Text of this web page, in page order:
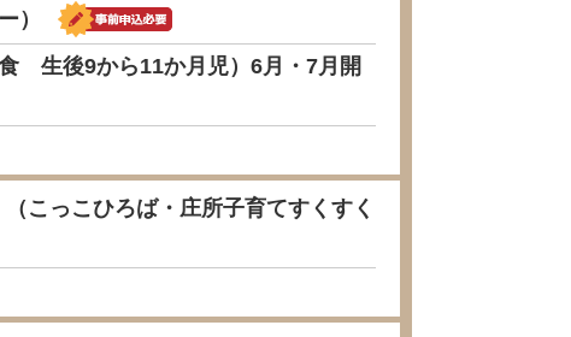
）
生後9から11か月児）6月・7月開
こっこひろば・庄所子育てすくすく